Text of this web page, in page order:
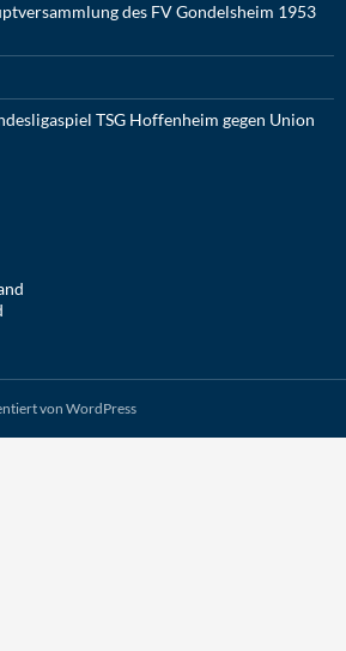
des FV Gondelsheim 1953
TSG Hoffenheim gegen Union
von WordPress